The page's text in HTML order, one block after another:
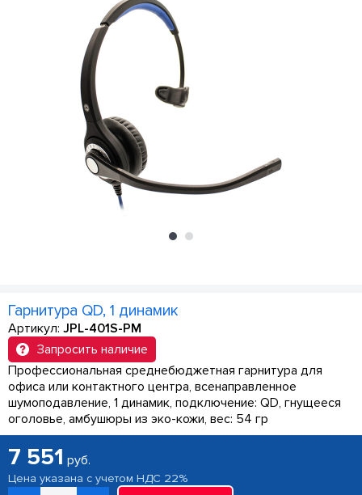
Гарнитура QD, 1 динамик
Артикул: JPL-401S-PM
Запросить наличие
Профессиональная среднебюджетная гарнитура для
офиса или контактного центра, всенаправленное
шумоподавление, 1 динамик, подключение: QD, гнущееся
оголовье, амбушюры из эко-кожи, вес: 54 гр
7 551 руб.
Цена указана с учетом НДС 22%